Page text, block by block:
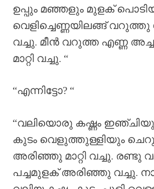
ഉപ്പും മഞ്ഞളും മുളക്
വെളിച്ചെണ്ണയിലങ്ങ് വറുത്തു
വച്ചു. മീൻ വറുത്ത എണ്ണ
മാറ്റി വച്ചു. “
“എന്നിട്ടോ? “
“വലിയൊരു കഷ്ണം
കുടം വെളുത്തുള്ളിയും
അരിഞ്ഞു മാറ്റി വച്ചു. രണ്ടു
പച്ചമുളക് അരിഞ്ഞു വച്ചു.